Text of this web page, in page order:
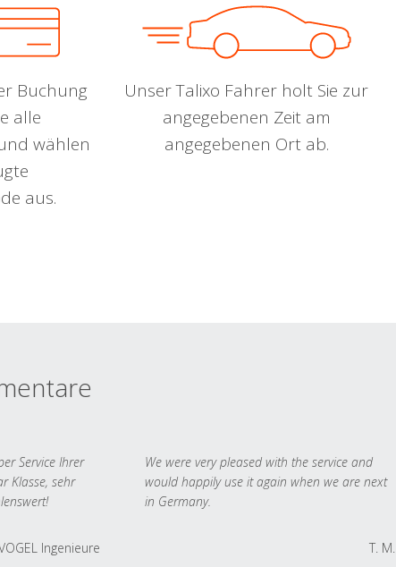
Buchung
alle
wählen
aus.
Unser Talixo Fahrer holt Sie zur
angegebenen Zeit am
angegebenen Ort ab.
Service Ihrer
Klasse, sehr
Ingenieure
We were very pleased with the service and
would happily use it again when we are next
in Germany.
T. M.